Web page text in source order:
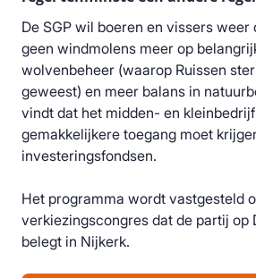
De SGP wil boeren en vissers weer
geen windmolens meer op
wolvenbeheer (waarop Ruissen
geweest) en meer balans in
vindt dat het midden- en
gemakkelijkere toegang moet
investeringsfondsen.
Het programma wordt vastgesteld
verkiezingscongres dat de partij op
belegt in Nijkerk.